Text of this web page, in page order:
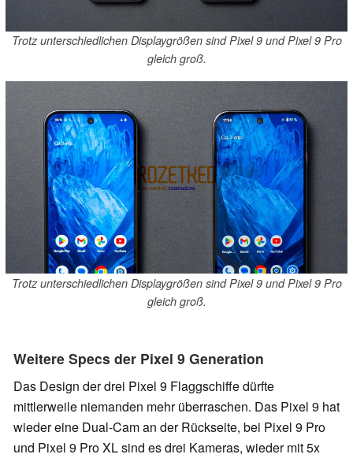
Trotz unterschiedlichen Displaygrößen sind Pixel 9 und Pixel 9 Pro
gleich groß.
Trotz unterschiedlichen Displaygrößen sind Pixel 9 und Pixel 9 Pro
gleich groß.
Weitere Specs der Pixel 9 Generation
Das Design der drei Pixel 9 Flaggschiffe dürfte
mittlerweile niemanden mehr überraschen. Das Pixel 9 hat
wieder eine Dual-Cam an der Rückseite, bei Pixel 9 Pro
und Pixel 9 Pro XL sind es drei Kameras, wieder mit 5x